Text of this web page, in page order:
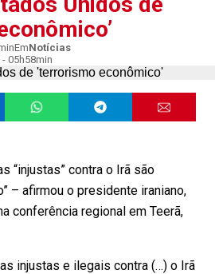
EmNotícias
05h58min
“injustas” contra o Irã são
– afirmou o presidente iraniano,
conferência regional em Teerã,
injustas e ilegais contra (…) o Irã